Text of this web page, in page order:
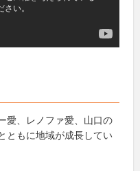
愛、レノファ愛、山口の
ともに地域が成長してい